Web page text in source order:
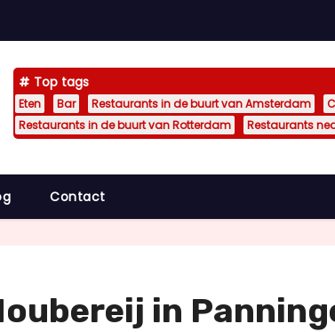
Top tags
Eten Bar Restaurants in de buurt van Amsterdam
Restaurants in de buurt van Rotterdam
Restaurants
Contact
in